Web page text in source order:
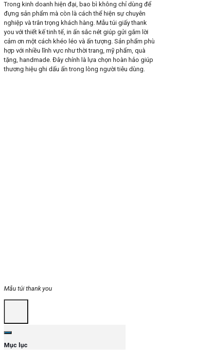
Trong kinh doanh hiện đại, bao bì không chỉ dùng để
đựng sản phẩm mà còn là cách thể hiện sự chuyên
nghiệp và trân trọng khách hàng. Mẫu túi giấy thank
you với thiết kế tinh tế, in ấn sắc nét giúp gửi gắm lời
cảm ơn một cách khéo léo và ấn tượng. Sản phẩm phù
hợp với nhiều lĩnh vực như thời trang, mỹ phẩm, quà
tặng, handmade. Đây chính là lựa chọn hoàn hảo giúp
thương hiệu ghi dấu ấn trong lòng người tiêu dùng.
Mẫu túi thank you
Mục lục